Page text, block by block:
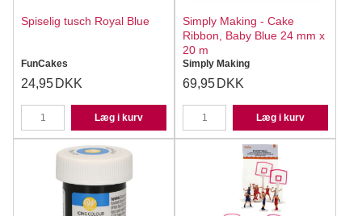
Spiselig tusch Royal Blue
FunCakes
24,95 DKK
Læg i kurv
Simply Making - Cake
Ribbon, Baby Blue 24 mm x
20 m
Simply Making
69,95 DKK
Læg i kurv